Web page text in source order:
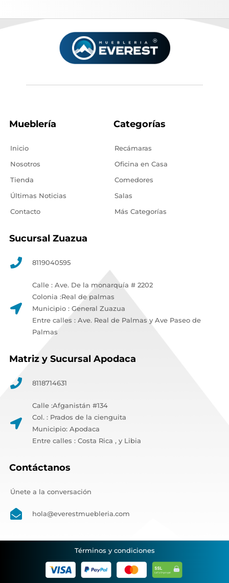
Mueblería
Inicio
Nosotros
Tienda
Últimas Noticias
Contacto
Categorías
Recámaras
Oficina en Casa
Comedores
Salas
Más Categorías
Sucursal Zuazua
8119040595
Calle : Ave. De la monarquía # 2202
Colonia :Real de palmas
Municipio : General Zuazua
Entre calles : Ave. Real de Palmas y Ave Paseo de
Palmas
Matriz y Sucursal Apodaca
8118714631
Calle :Afganistán #134
Col. : Prados de la cienguita
Municipio: Apodaca
Entre calles : Costa Rica , y Libia
Contáctanos
Únete a la conversación
hola@everestmuebleria.com
Términos y condiciones